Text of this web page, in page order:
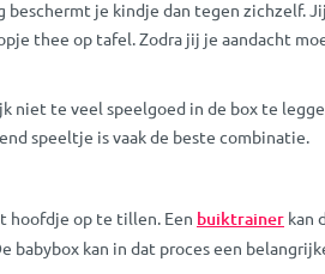
je kindje dan tegen zichzelf.
thee op tafel. Zodra jij je aandacht
niet te veel speelgoed in de box te
speeltje is vaak de beste combinatie.
hoofdje op te tillen. Een buiktrainer kan
kan in dat proces een